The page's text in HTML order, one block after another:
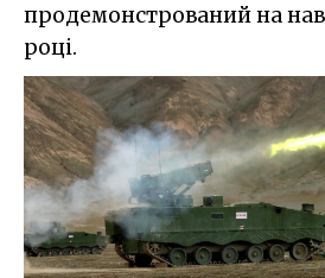
продемонстрований на
році.